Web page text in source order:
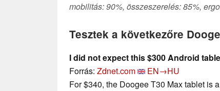
mobilitás: 90%, összeszerelés: 85%,
Tesztek a következőre
I did not expect this $300 Android
Forrás: Zdnet.com
EN→HU
For $340, the Doogee T30 Max tablet is